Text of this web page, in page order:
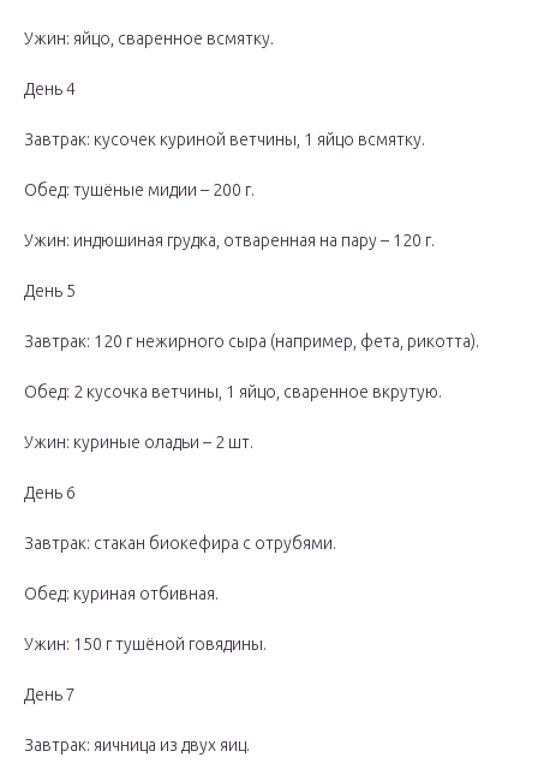
Ужин: яйцо, сваренное всмятку.
День 4
Завтрак: кусочек куриной ветчины, 1 яйцо всмятку.
Обед: тушёные мидии – 200 г.
Ужин: индюшиная грудка, отваренная на пару – 120 г.
День 5
Завтрак: 120 г нежирного сыра (например, фета, рикотта).
Обед: 2 кусочка ветчины, 1 яйцо, сваренное вкрутую.
Ужин: куриные оладьи – 2 шт.
День 6
Завтрак: стакан биокефира с отрубями.
Обед: куриная отбивная.
Ужин: 150 г тушёной говядины.
День 7
Завтрак: яичница из двух яиц.